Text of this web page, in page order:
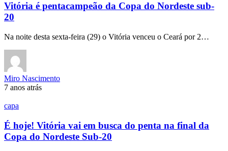
Vitória é pentacampeão da Copa do Nordeste sub-
20
Na noite desta sexta-feira (29) o Vitória venceu o Ceará por 2…
Miro Nascimento
7 anos atrás
capa
É hoje! Vitória vai em busca do penta na final da
Copa do Nordeste Sub-20